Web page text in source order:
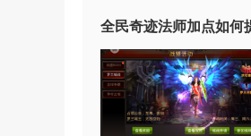
全民奇迹法师加点如何